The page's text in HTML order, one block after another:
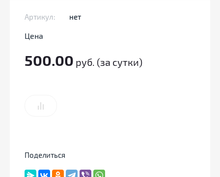
Артикул: нет
Цена
500.00 руб. (за сутки)
Поделиться